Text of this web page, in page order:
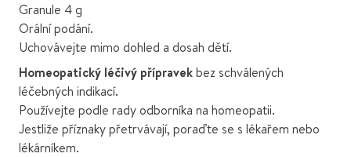
Granule 4 g
Orální podání.
Uchovávejte mimo dohled a dosah dětí.
Homeopatický léčivý přípravekbez schválených
léčebných indikací.
Používejte podle rady odborníka na homeopatii.
Jestliže příznaky přetrvávají, poraďte se s lékařem nebo
lékárníkem.